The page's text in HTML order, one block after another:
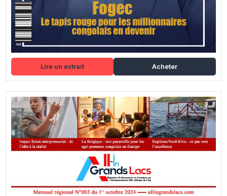
Lire un extrait Acheter